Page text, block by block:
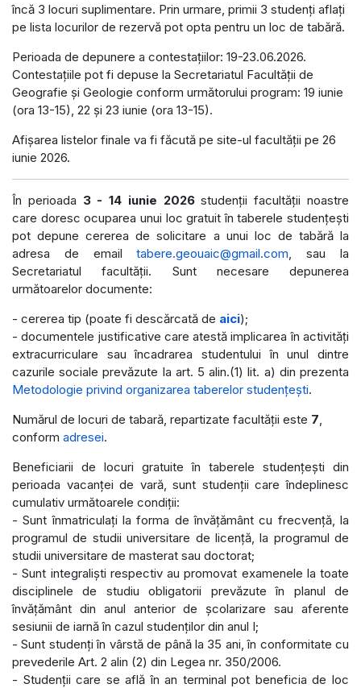
încă 3 locuri suplimentare. Prin urmare, primii 3 studenți aflați
pe lista locurilor de rezervă pot opta pentru un loc de tabără.
Perioada de depunere a contestațiilor: 19-23.06.2026.
Contestațiile pot fi depuse la Secretariatul Facultății de
Geografie și Geologie conform următorului program: 19 iunie
(ora 13-15), 22 și 23 iunie (ora 13-15).
Afișarea listelor finale va fi făcută pe site-ul facultății pe 26
iunie 2026.
În perioada 3 - 14 iunie 2026studenții facultății noastre
care doresc ocuparea unui loc gratuit în taberele studențești
pot depune cererea de solicitare a unui loc de tabără la
adresa de emailtabere.geouaic@gmail.com , sau la
Secretariatul facultății. Sunt necesare depunerea
următoarelor documente:
- cererea tip (poate fi descărcată de aici);
- documentele justificative care atestă implicarea în activități
extracurriculare sau încadrarea studentului în unul dintre
cazurile sociale prevăzute la art. 5 alin.(1) lit. a) din prezenta
Metodologie privind organizarea taberelor studențești.
Numărul de locuri de tabară, repartizate facultății este 7
conform adresei.
Beneficiarii de locuri gratuite în taberele studențești din
perioada vacanței de vară, sunt studenții care îndeplinesc
cumulativ următoarele condiții:
- Sunt înmatriculați la forma de învățământ cu frecvență, la
programul de studii universitare de licență, la programul de
studii universitare de masterat sau doctorat;
- Sunt integraliști respectiv au promovat examenele la toate
disciplinele de studiu obligatorii prevăzute în planul de
învățământ din anul anterior de școlarizare sau aferente
sesiunii de iarnă în cazul studenților din anul I;
- Sunt studenți în vârstă de până la 35 ani, în conformitate cu
prevederile Art. 2 alin (2) din Legea nr. 350/2006.
- Studenții care se află în an terminal pot beneficia de loc